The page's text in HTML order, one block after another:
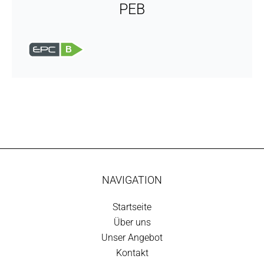
PEB
B
NAVIGATION
Startseite
Über uns
Unser Angebot
Kontakt